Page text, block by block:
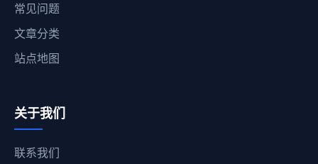
常见问题
文章分类
站点地图
关于我们
联系我们